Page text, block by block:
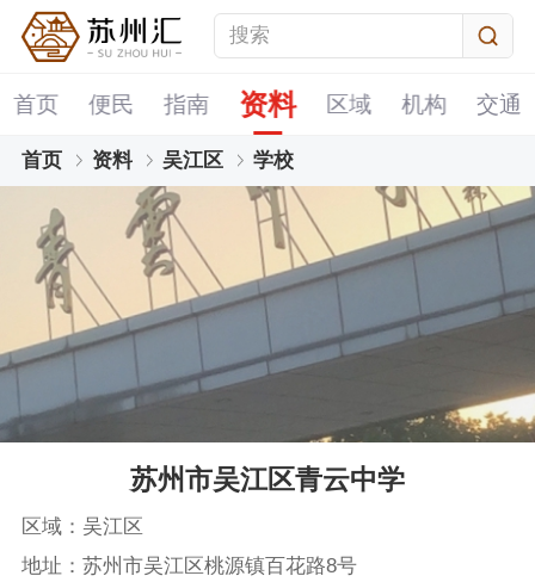
首页 便民 指南 资料 区域 机构 交通
首页 资料 吴江区 学校
苏州市吴江区青云中学
区域：吴江区
地址：苏州市吴江区桃源镇百花路8号